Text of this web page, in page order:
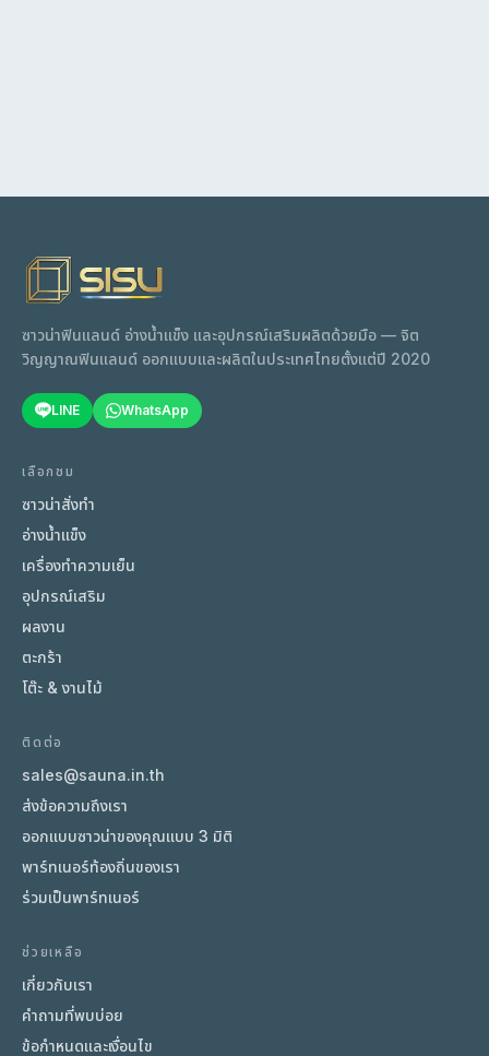
ซาวน่าฟินแลนด์ อ่างน้ำแข็ง และอุปกรณ์เสริมผลิตด้วยมือ — จิต
วิญญาณฟินแลนด์ ออกแบบและผลิตในประเทศไทยตั้งแต่ปี 2020
LINE WhatsApp
เลือกชม
ซาวน่าสั่งทำ
อ่างน้ำแข็ง
เครื่องทำความเย็น
อุปกรณ์เสริม
ผลงาน
ตะกร้า
โต๊ะ & งานไม้
ติดต่อ
sales@sauna.in.th
ส่งข้อความถึงเรา
ออกแบบซาวน่าของคุณแบบ 3 มิติ
พาร์ทเนอร์ท้องถิ่นของเรา
ร่วมเป็นพาร์ทเนอร์
ช่วยเหลือ
เกี่ยวกับเรา
คำถามที่พบบ่อย
ข้อกำหนดและเงื่อนไข